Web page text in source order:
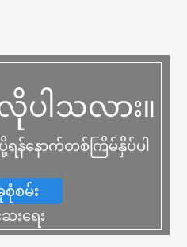
ါသလား။
န်နောက်တစ်ကြိမ်နှိပ်ပါ
စမ်း
းရေး